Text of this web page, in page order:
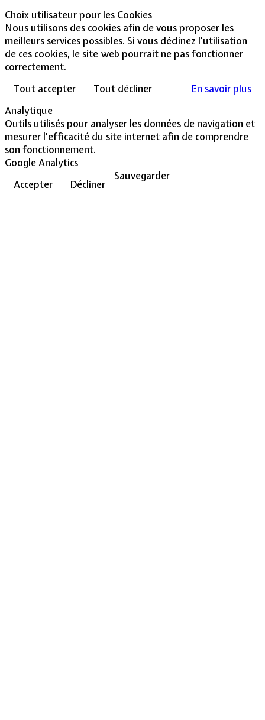
Choix utilisateur pour les Cookies
Nous utilisons des cookies afin de vous proposer les
meilleurs services possibles. Si vous déclinez l'utilisation
de ces cookies, le site web pourrait ne pas fonctionner
correctement.
Tout accepter
Tout décliner
En savoir plus
Analytique
Outils utilisés pour analyser les données de navigation et
mesurer l'efficacité du site internet afin de comprendre
son fonctionnement.
Google Analytics
Accepter
Décliner
Sauvegarder